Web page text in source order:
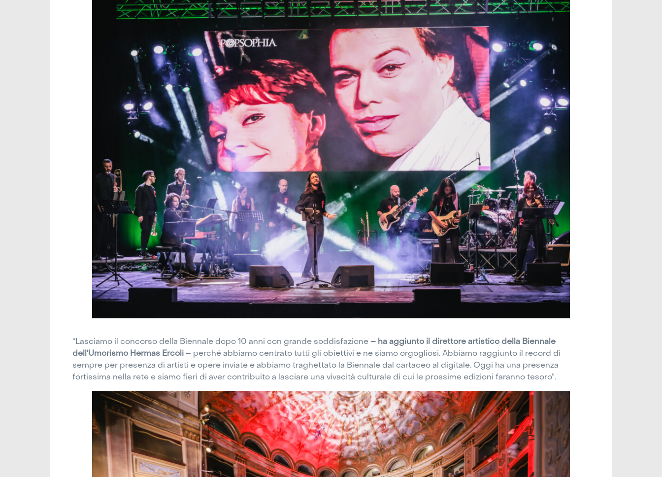
“Lasciamo il concorso della Biennale dopo 10 anni con grande soddisfazione – ha aggiunto il direttore artistico della Biennale
dell’Umorismo Hermas Ercoli – perché abbiamo centrato tutti gli obiettivi e ne siamo orgogliosi. Abbiamo raggiunto il record di
sempre per presenza di artisti e opere inviate e abbiamo traghettato la Biennale dal cartaceo al digitale. Oggi ha una presenza
fortissima nella rete e siamo fieri di aver contribuito a lasciare una vivacità culturale di cui le prossime edizioni faranno tesoro”.